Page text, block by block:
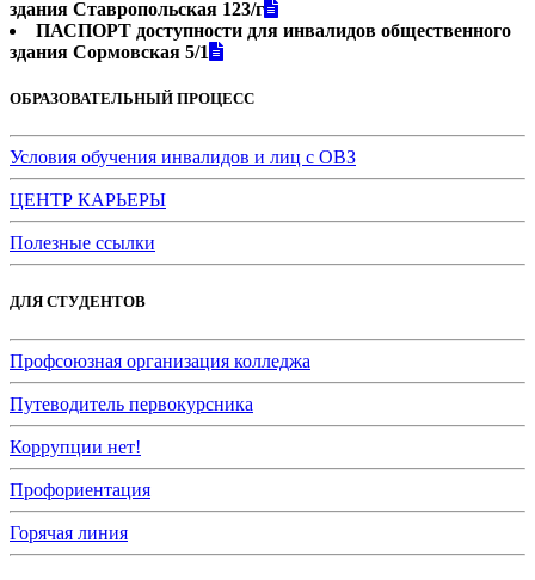
здания Ставропольская 123/г
ПАСПОРТ доступности для инвалидов общественного
здания Сормовская 5/1
ОБРАЗОВАТЕЛЬНЫЙ ПРОЦЕСС
Условия обучения инвалидов и лиц с ОВЗ
ЦЕНТР КАРЬЕРЫ
Полезные ссылки
ДЛЯ СТУДЕНТОВ
Профсоюзная организация колледжа
Путеводитель первокурсника
Коррупции нет!
Профориентация
Горячая линия